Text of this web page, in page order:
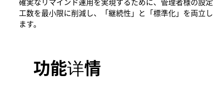
工数を最小限に削減し、「継続性」と「標準化」を両立し
ます。
功能详情